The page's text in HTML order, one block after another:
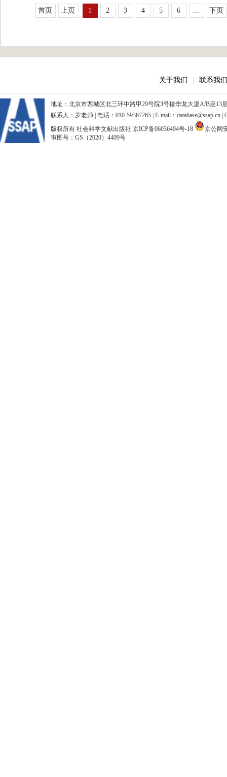
首页 上页 1 2 3 4 5 6 ... 下页
关于我们 联系我们
地址：北京市西城区北三环中路甲29号院3号楼华龙大厦A/B座13
联系人：罗老师 | 电话：010-59367265 | E-mail：database@ssap.cn
版权所有 社会科学文献出版社 京ICP备06036494号-18
京公网
审图号：GS（2020）4409号